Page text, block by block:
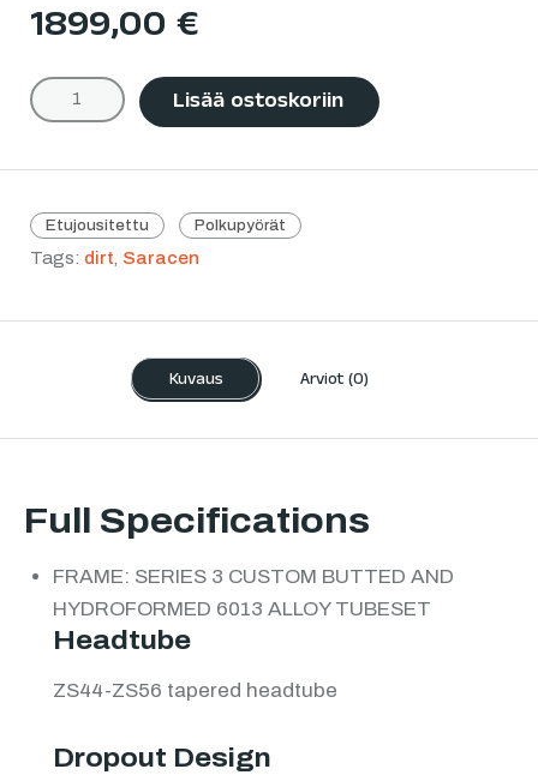
1899,00 €
Lisää ostoskoriin
Etujousitettu Polkupyörät
Tags: dirt Saracen
Kuvaus Arviot (0)
Full Specifications
FRAME: SERIES 3 CUSTOM BUTTED AND
HYDROFORMED 6013 ALLOY TUBESET
Headtube
ZS44-ZS56 tapered headtube
Dropout Design